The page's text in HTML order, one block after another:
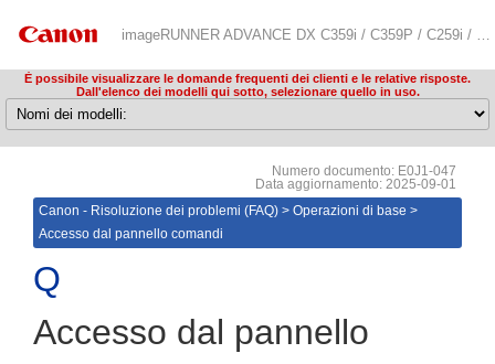
imageRUNNER ADVANCE DX C359i / C359P / C259i / C478iZ / C478i / C3835i / C3830i / C3826i / C3822i / C3935i / C3930i / C3926i / C3922i / C5870i / C5860i / C5850i / C5840i / 719iZ / 719i / 619iZ / 619i / 529iZ / 529i / 4845i / 4835i / 4825i / 4945i / 4935i / 4925i / 6870i / 6860i / 6855i / 6980i / 8905 / 8995 / 8986 Risoluzione dei problemi (FAQ)
È possibile visualizzare le domande frequenti dei clienti e le relative risposte.
Dall'elenco dei modelli qui sotto, selezionare quello in uso.
Numero documento: E0J1-047
Data aggiornamento: 2025-09-01
Canon - Risoluzione dei problemi (FAQ) > Operazioni di base >
Accesso dal pannello comandi
Accesso dal pannello